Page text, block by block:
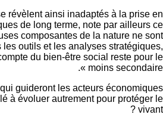
se révèlent ainsi inadaptés à la
de long terme, note par
composantes de la nature ne
les outils et les analyses
compte du bien-être social reste
moins
qui guideront les acteurs
à évoluer autrement pour